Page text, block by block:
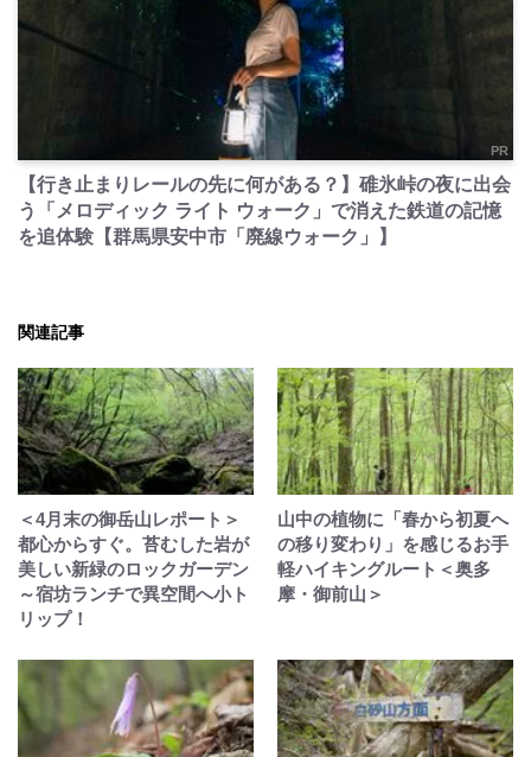
PR
【行き止まりレールの先に何がある？】碓氷峠の夜に出会
う「メロディック ライト ウォーク」で消えた鉄道の記憶
を追体験【群馬県安中市「廃線ウォーク」】
関連記事
＜4月末の御岳山レポート＞
都心からすぐ。苔むした岩が
美しい新緑のロックガーデン
～宿坊ランチで異空間へ小ト
リップ！
山中の植物に「春から初夏へ
の移り変わり」を感じるお手
軽ハイキングルート＜奥多
摩・御前山＞